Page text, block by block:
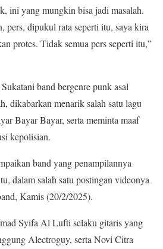
ini yang mungkin bisa jadi masalah.
pers, dipukul rata seperti itu, saya kira
protes. Tidak semua pers seperti itu,”
band bergenre punk asal
dikabarkan menarik salah satu lagu
Bayar Bayar, serta meminta maaf
kepolisian.
band yang penampilannya
dalam salah satu postingan videonya
Kamis (20/2/2025).
Syifa Al Lufti selaku gitaris yang
Alectroguy, serta Novi Citra